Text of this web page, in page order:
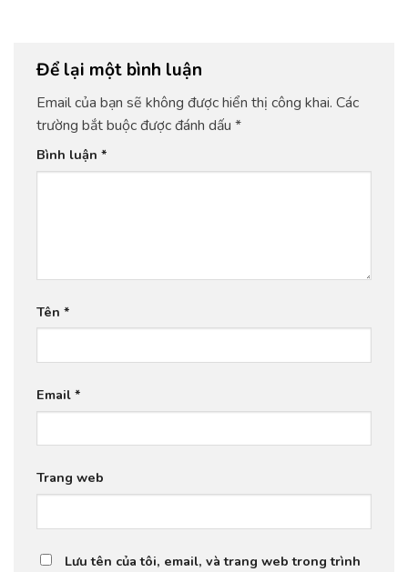
Để lại một bình luận
Email của bạn sẽ không được hiển thị công khai. Các
trường bắt buộc được đánh dấu *
Bình luận *
Tên *
Email *
Trang web
Lưu tên của tôi, email, và trang web trong trình